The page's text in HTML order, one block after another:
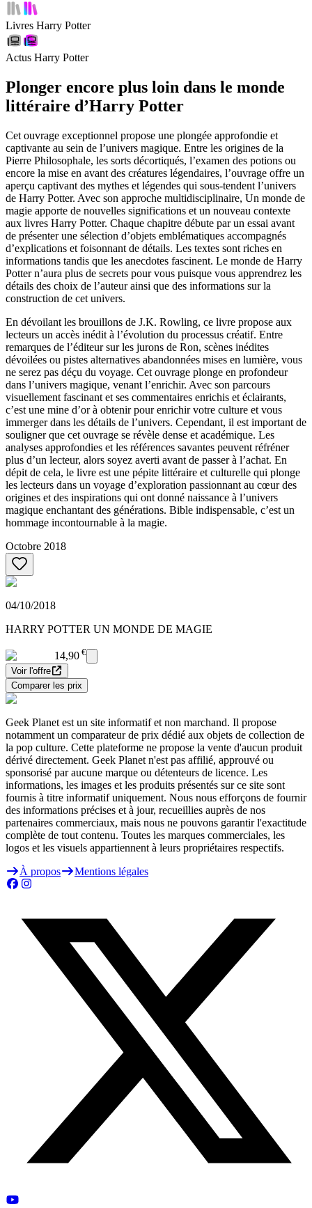
Livres Harry Potter
Actus Harry Potter
Plonger encore plus loin dans le monde
littéraire d’Harry Potter
Cet ouvrage exceptionnel propose une plongée approfondie et
captivante au sein de l’univers magique. Entre les origines de la
Pierre Philosophale, les sorts décortiqués, l’examen des potions ou
encore la mise en avant des créatures légendaires, l’ouvrage offre un
aperçu captivant des mythes et légendes qui sous-tendent l’univers
de Harry Potter. Avec son approche multidisciplinaire, Un monde de
magie apporte de nouvelles significations et un nouveau contexte
aux livres Harry Potter. Chaque chapitre débute par un essai avant
de présenter une sélection d’objets emblématiques accompagnés
d’explications et foisonnant de détails. Les textes sont riches en
informations tandis que les anecdotes fascinent. Le monde de Harry
Potter n’aura plus de secrets pour vous puisque vous apprendrez les
détails des choix de l’auteur ainsi que des informations sur la
construction de cet univers.
En dévoilant les brouillons de J.K. Rowling, ce livre propose aux
lecteurs un accès inédit à l’évolution du processus créatif. Entre
remarques de l’éditeur sur les jurons de Ron, scènes inédites
dévoilées ou pistes alternatives abandonnées mises en lumière, vous
ne serez pas déçu du voyage. Cet ouvrage plonge en profondeur
dans l’univers magique, venant l’enrichir. Avec son parcours
visuellement fascinant et ses commentaires enrichis et éclairants,
c’est une mine d’or à obtenir pour enrichir votre culture et vous
immerger dans les détails de l’univers. Cependant, il est important de
souligner que cet ouvrage se révèle dense et académique. Les
analyses approfondies et les références savantes peuvent réfréner
plus d’un lecteur, alors soyez averti avant de passer à l’achat. En
dépit de cela, le livre est une pépite littéraire et culturelle qui plonge
les lecteurs dans un voyage d’exploration passionnant au cœur des
origines et des inspirations qui ont donné naissance à l’univers
magique enchantant des générations. Bible indispensable, c’est un
hommage incontournable à la magie.
Octobre 2018
04/10/2018
HARRY POTTER UN MONDE DE MAGIE
14,90 €
Voir l'offre
Comparer les prix
Geek Planet est un site informatif et non marchand. Il propose
notamment un comparateur de prix dédié aux objets de collection de
la pop culture. Cette plateforme ne propose la vente d'aucun produit
dérivé directement. Geek Planet n'est pas affilié, approuvé ou
sponsorisé par aucune marque ou détenteurs de licence. Les
informations, les images et les produits présentés sur ce site sont
fournis à titre informatif uniquement. Nous nous efforçons de fournir
des informations précises et à jour, recueillies auprès de nos
partenaires commerciaux, mais nous ne pouvons garantir l'exactitude
complète de tout contenu. Toutes les marques commerciales, les
logos et les visuels appartiennent à leurs propriétaires respectifs.
À propos
Mentions légales